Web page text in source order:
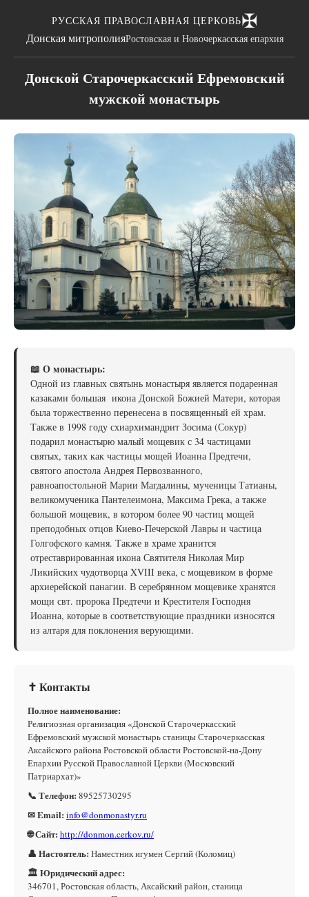
РУССКАЯ ПРАВОСЛАВНАЯ ЦЕРКОВЬ✠
Донская митрополияРостовская и Новочеркасская епархия
Донской Старочеркасский Ефремовский
мужской монастырь
📖 О монастырь:
Одной из главных святынь монастыря является подаренная
казаками большая икона Донской Божией Матери, которая
была торжественно перенесена в посвященный ей храм.
Также в 1998 году схиархимандрит Зосима (Сокур)
подарил монастырю малый мощевик с 34 частицами
святых, таких как частицы мощей Иоанна Предтечи,
святого апостола Андрея Первозванного,
равноапостольной Марии Магдалины, мученицы Татианы,
великомученика Пантелеимона, Максима Грека, а также
большой мощевик, в котором более 90 частиц мощей
преподобных отцов Киево-Печерской Лавры и частица
Голгофского камня. Также в храме хранится
отреставрированная икона Святителя Николая Мир
Ликийских чудотворца XVIII века, с мощевиком в форме
архиерейской панагии. В серебрянном мощевике хранятся
мощи свт. пророка Предтечи и Крестителя Господня
Иоанна, которые в соответствующие праздники износятся
из алтаря для поклонения верующими.
✝ Контакты
Полное наименование:
Религиозная организация «Донской Старочеркасский
Ефремовский мужской монастырь станицы Старочеркасская
Аксайского района Ростовской области Ростовской-на-Дону
Епархии Русской Православной Церкви (Московский
Патриархат)»
📞 Телефон: 89525730295
✉ Email: info@donmonastyr.ru
🌐 Сайт: http://donmon.cerkov.ru/
👤 Настоятель: Наместник игумен Сергий (Коломиц)
🏛 Юридический адрес:
346701, Ростовская область, Аксайский район, станица